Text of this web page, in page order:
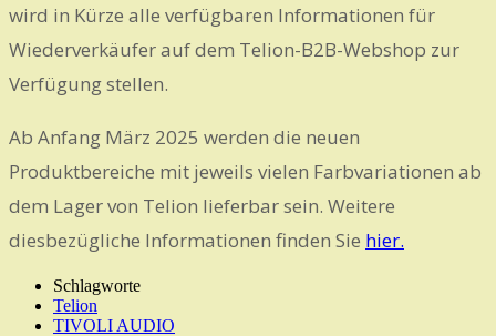
wird in Kürze alle verfügbaren Informationen für
Wiederverkäufer auf dem Telion-B2B-Webshop zur
Verfügung stellen.
Ab Anfang März 2025 werden die neuen
Produktbereiche mit jeweils vielen Farbvariationen ab
dem Lager von Telion lieferbar sein. Weitere
diesbezügliche Informationen finden Sie hier.
Schlagworte
Telion
TIVOLI AUDIO